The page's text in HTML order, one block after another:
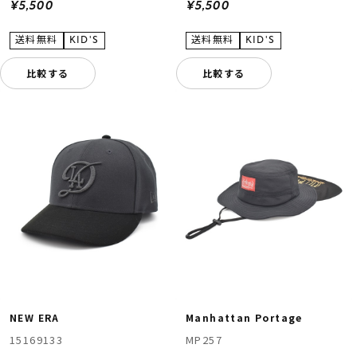
¥5,500
比較する
¥5,500
比較する
NEW ERA
15169133
Manhattan Portage
MP257